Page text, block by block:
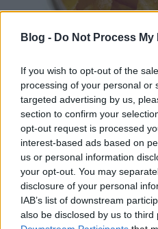
Blog - Do Not Process
If you wish to opt-out of the
processing of your personal or
targeted advertising by us,
section to confirm your
opt-out request is processed
interest-based ads based on
us or personal information
your opt-out. You may
disclosure of your personal
IAB’s list of downstream
also be disclosed by us to third
A tésztához először
megsütjük a félbevágott
serpenyőben zsiradék
pisztáciát. A sült, kihűlt
megszabadítjuk, kimérjük